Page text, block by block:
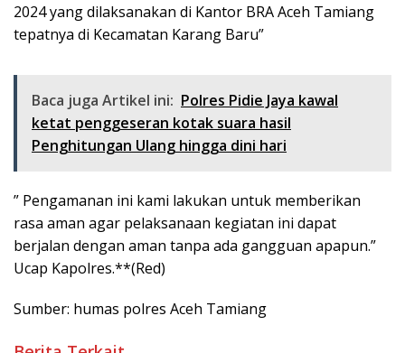
2024 yang dilaksanakan di Kantor BRA Aceh Tamiang
tepatnya di Kecamatan Karang Baru”
Baca juga Artikel ini: Polres Pidie Jaya kawal
ketat penggeseran kotak suara hasil
Penghitungan Ulang hingga dini hari
” Pengamanan ini kami lakukan untuk memberikan
rasa aman agar pelaksanaan kegiatan ini dapat
berjalan dengan aman tanpa ada gangguan apapun.”
Ucap Kapolres.**(Red)
Sumber: humas polres Aceh Tamiang